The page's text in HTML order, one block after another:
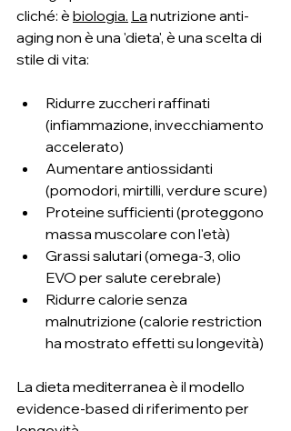
cliché: è biologia. La nutrizione anti-
aging non è una 'dieta', è una scelta di
stile di vita:
Ridurre zuccheri raffinati
(infiammazione, invecchiamento
accelerato)
Aumentare antiossidanti
(pomodori, mirtilli, verdure scure)
Proteine sufficienti (proteggono
massa muscolare con l'età)
Grassi salutari (omega-3, olio
EVO per salute cerebrale)
Ridurre calorie senza
malnutrizione (calorie restriction
ha mostrato effetti su longevità)
La dieta mediterranea è il modello
evidence-based di riferimento per